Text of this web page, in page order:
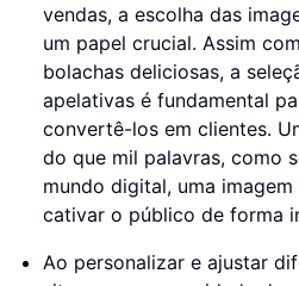
vendas, a escolha das
um papel crucial. Assim
bolachas deliciosas, a
apelativas é fundamental
convertê-los em clientes.
do que mil palavras, como
mundo digital, uma
cativar o público de forma
Ao personalizar e ajustar